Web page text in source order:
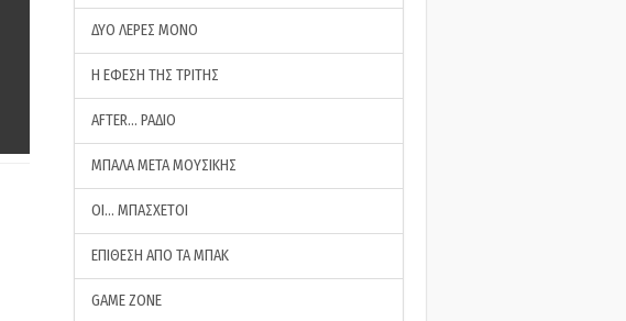
ΔΥΟ ΛΕΡΕΣ ΜΟΝΟ
Η ΕΦΕΣΗ ΤΗΣ ΤΡΙΤΗΣ
AFTER… ΡΑΔΙΟ
ΜΠΑΛΑ ΜΕΤΑ ΜΟΥΣΙΚΗΣ
ΟΙ… ΜΠΑΣΧΕΤΟΙ
ΕΠΙΘΕΣΗ ΑΠΟ ΤΑ ΜΠΑΚ
GAME ZONE